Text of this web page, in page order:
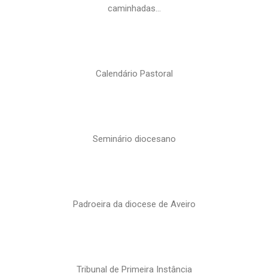
caminhadas…
Calendário Pastoral
Seminário diocesano
Padroeira da diocese de Aveiro
Tribunal de Primeira Instância